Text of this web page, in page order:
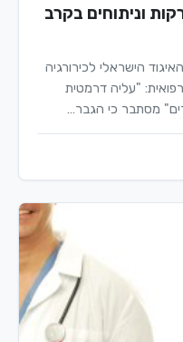
וניתוחים בקרב
הישראלי לכירורגיה
"עליה דרמטית
מסתבר כי הגבר…